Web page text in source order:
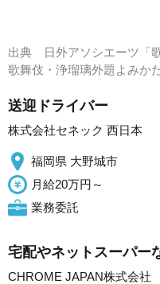
出典
日外アソシエーツ「
歌舞伎・浄瑠璃外題よみ
送迎ドライバー
株式会社セネック 西日本
福岡県 大野城市
月給20万円～
業務委託
宅配やネットスーパー
CHROME JAPAN株式会社